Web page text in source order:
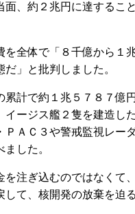
面、約２兆円に達するこ
全体で「８千億から１
」と批判しました。
計で約１兆５７８７億
ージス艦２隻を建造し
ＡＣ３や警戒監視レー
した。
注ぎ込むのではなくて
て、核開発の放棄を迫